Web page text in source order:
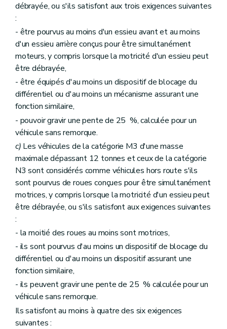
débrayée, ou s'ils satisfont aux trois exigences suivantes
:
- être pourvus au moins d'un essieu avant et au moins
d'un essieu arrière conçus pour être simultanément
moteurs, y compris lorsque la motricité d'un essieu peut
être débrayée,
- être équipés d'au moins un dispositif de blocage du
différentiel ou d'au moins un mécanisme assurant une
fonction similaire,
- pouvoir gravir une pente de 25 %, calculée pour un
véhicule sans remorque.
c) Les véhicules de la catégorie M3 d'une masse
maximale dépassant 12 tonnes et ceux de la catégorie
N3 sont considérés comme véhicules hors route s'ils
sont pourvus de roues conçues pour être simultanément
motrices, y compris lorsque la motricité d'un essieu peut
être débrayée, ou s'ils satisfont aux exigences suivantes
:
- la moitié des roues au moins sont motrices,
- ils sont pourvus d'au moins un dispositif de blocage du
différentiel ou d'au moins un dispositif assurant une
fonction similaire,
- ils peuvent gravir une pente de 25 % calculée pour un
véhicule sans remorque.
Ils satisfont au moins à quatre des six exigences
suivantes :